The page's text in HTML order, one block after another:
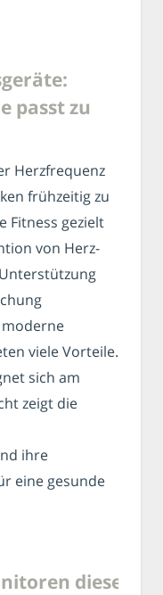
passt zu
Herzfrequenz
frühzeitig zu
Fitness gezielt
von Herz-
viele Vorteile.
sich am
zeigt die
ihre
eine gesunde
diese